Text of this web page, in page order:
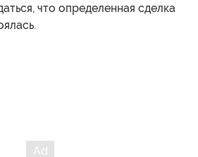
что определенная сделка